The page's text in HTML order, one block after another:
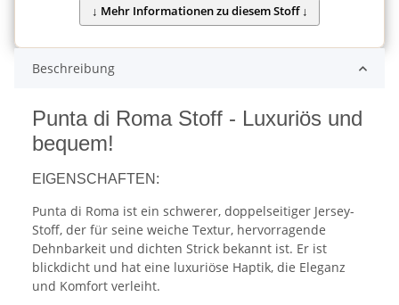
Beschreibung
Punta di Roma Stoff - Luxuriös und
bequem!
EIGENSCHAFTEN:
Punta di Roma ist ein schwerer, doppelseitiger Jersey-
Stoff, der für seine weiche Textur, hervorragende
Dehnbarkeit und dichten Strick bekannt ist. Er ist
blickdicht und hat eine luxuriöse Haptik, die Eleganz
und Komfort verleiht.